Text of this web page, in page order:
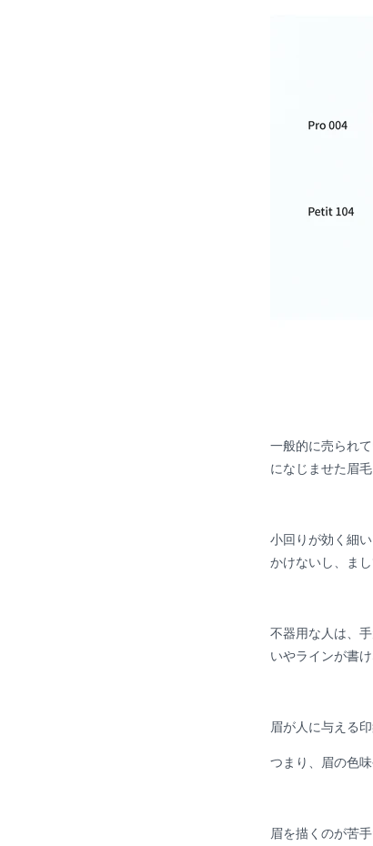
一般的に売られ
になじませた眉
小回りが効く細
かけないし、ま
不器用な人は、
いやラインが書け
眉が人に与える
つまり、眉の色
眉を描くのが苦